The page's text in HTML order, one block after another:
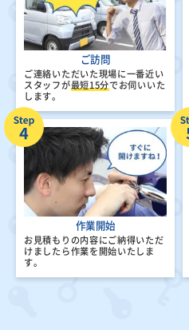
ご訪問
ご連絡いただいた現場に一番近い
スタッフが最短15分でお伺いいた
します。
作業開始
お見積もりの内容にご納得いただ
けましたら作業を開始いたしま
す。